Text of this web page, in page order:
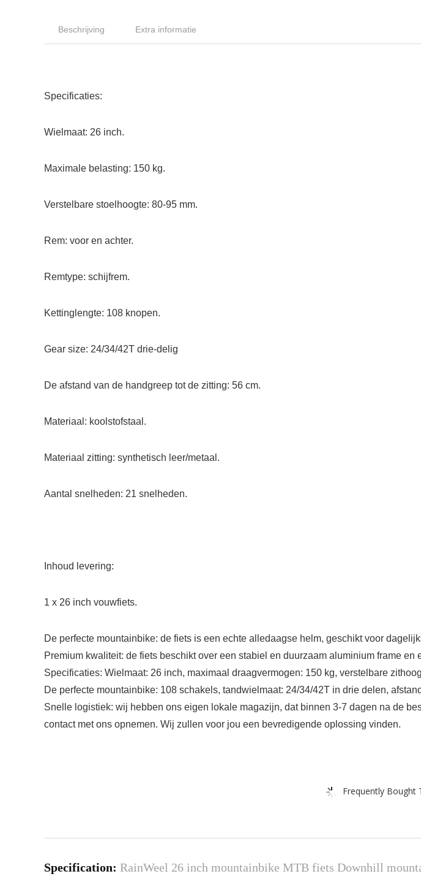
Beschrijving Extra informatie
Specificaties:
Wielmaat: 26 inch.
Maximale belasting: 150 kg.
Verstelbare stoelhoogte: 80-95 mm.
Rem: voor en achter.
Remtype: schijfrem.
Kettinglengte: 108 knopen.
Gear size: 24/34/42T drie-delig
De afstand van de handgreep tot de zitting: 56 cm.
Materiaal: koolstofstaal.
Materiaal zitting: synthetisch leer/metaal.
Aantal snelheden: 21 snelheden.
Inhoud levering:
1 x 26 inch vouwfiets.
De perfecte mountainbike: de fiets is een echte alledaagse helm, geschikt voor
Premium kwaliteit: de fiets beschikt over een stabiel en duurzaam aluminium frame
Specificaties: Wielmaat: 26 inch, maximaal draagvermogen: 150 kg, verstelbare
De perfecte mountainbike: 108 schakels, tandwielmaat: 24/34/42T in drie delen,
Snelle logistiek: wij hebben ons eigen lokale magazijn, dat binnen 3-7 dagen na de
contact met ons opnemen. Wij zullen voor jou een bevredigende oplossing vinden.
Frequently Bought
Specification: RainWeel 26 inch mountainbike MTB fiets Downhill